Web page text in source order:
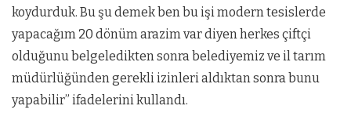
koydurduk. Bu şu demek ben bu işi modern tesislerde
yapacağım 20 dönüm arazim var diyen herkes çiftçi
olduğunu belgeledikten sonra belediyemiz ve il tarım
müdürlüğünden gerekli izinleri aldıktan sonra bunu
yapabilir” ifadelerini kullandı.